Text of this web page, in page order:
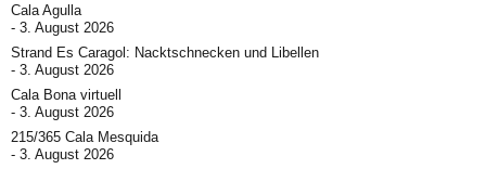
Cala Agulla
3. August 2026
Strand Es Caragol: Nacktschnecken und Libellen
3. August 2026
Cala Bona virtuell
3. August 2026
215/365 Cala Mesquida
3. August 2026